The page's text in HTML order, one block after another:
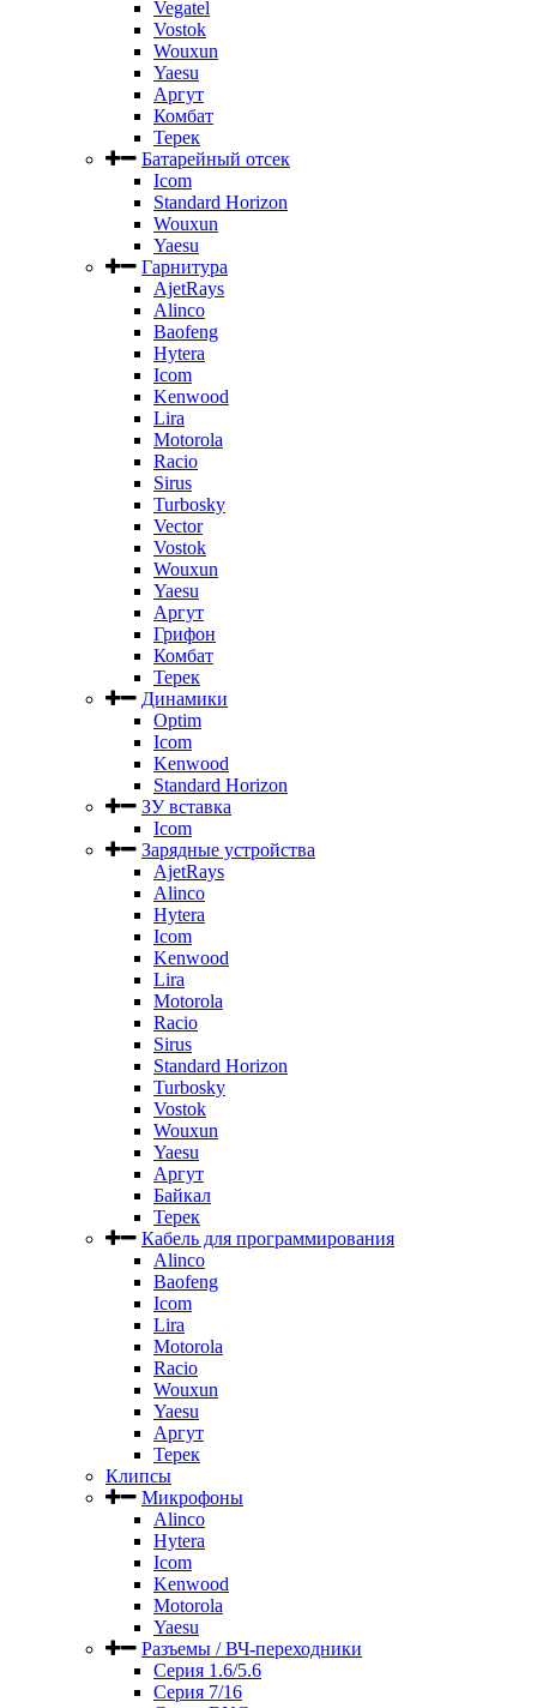
Vegatel
Vostok
Wouxun
Yaesu
Аргут
Комбат
Терек
Батарейный отсек
Icom
Standard Horizon
Wouxun
Yaesu
Гарнитура
AjetRays
Alinco
Baofeng
Hytera
Icom
Kenwood
Lira
Motorola
Racio
Sirus
Turbosky
Vector
Vostok
Wouxun
Yaesu
Аргут
Грифон
Комбат
Терек
Динамики
Optim
Icom
Kenwood
Standard Horizon
ЗУ вставка
Icom
Зарядные устройства
AjetRays
Alinco
Hytera
Icom
Kenwood
Lira
Motorola
Racio
Sirus
Standard Horizon
Turbosky
Vostok
Wouxun
Yaesu
Аргут
Байкал
Терек
Кабель для программирования
Alinco
Baofeng
Icom
Lira
Motorola
Racio
Wouxun
Yaesu
Аргут
Терек
Клипсы
Микрофоны
Alinco
Hytera
Icom
Kenwood
Motorola
Yaesu
Разъемы / ВЧ-переходники
Серия 1.6/5.6
Серия 7/16